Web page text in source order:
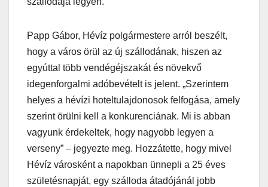
Papp Gábor, Hévíz polgármestere arról beszélt,
hogy a város örül az új szállodának, hiszen az
egyúttal több vendégéjszakát és növekvő
idegenforgalmi adóbevételt is jelent. „Szerintem
helyes a hévízi hoteltulajdonosok felfogása, amely
szerint örülni kell a konkurenciának. Mi is abban
vagyunk érdekeltek, hogy nagyobb legyen a
verseny” – jegyezte meg. Hozzátette, hogy mivel
Hévíz városként a napokban ünnepli a 25 éves
születésnapját, egy szálloda átadójánál jobb